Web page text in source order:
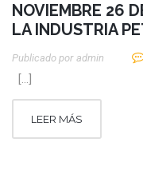
NOVIEMBRE 26
LA INDUSTRIA
Publicado por Admin
[…]
LEER MÁS